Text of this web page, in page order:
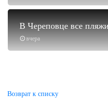
вчера
В Череповце все
Возврат к списку